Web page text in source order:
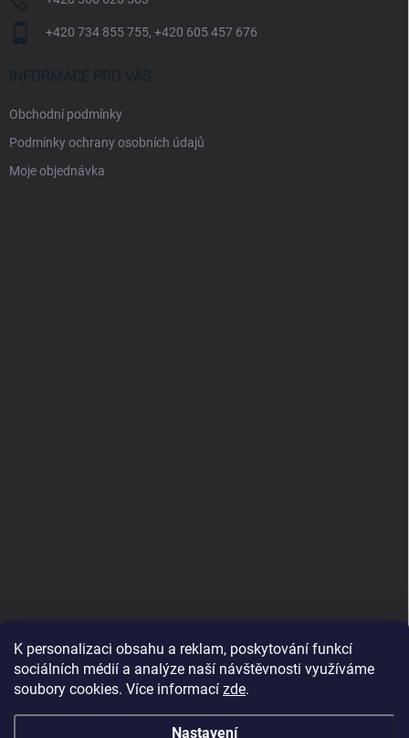
K personalizaci obsahu a reklam, poskytování funkcí
sociálních médií a analýze naší návštěvnosti využíváme
soubory cookies. Více informací zde.
Nastavení
+420 734 855 755, +420 605 457 676
INFORMACE PRO VÁS
Obchodní podmínky
Podmínky ochrany osobních údajů
Moje objednávka